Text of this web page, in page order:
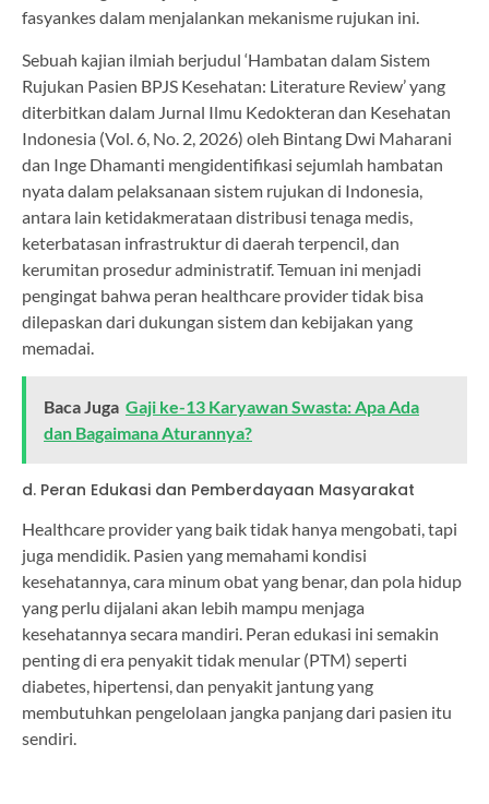
fasyankes dalam menjalankan mekanisme rujukan ini.
Sebuah kajian ilmiah berjudul ‘Hambatan dalam Sistem
Rujukan Pasien BPJS Kesehatan: Literature Review’ yang
diterbitkan dalam Jurnal Ilmu Kedokteran dan Kesehatan
Indonesia (Vol. 6, No. 2, 2026) oleh Bintang Dwi Maharani
dan Inge Dhamanti mengidentifikasi sejumlah hambatan
nyata dalam pelaksanaan sistem rujukan di Indonesia,
antara lain ketidakmerataan distribusi tenaga medis,
keterbatasan infrastruktur di daerah terpencil, dan
kerumitan prosedur administratif. Temuan ini menjadi
pengingat bahwa peran healthcare provider tidak bisa
dilepaskan dari dukungan sistem dan kebijakan yang
memadai.
Baca Juga Gaji ke-13 Karyawan Swasta: Apa Ada
dan Bagaimana Aturannya?
d. Peran Edukasi dan Pemberdayaan Masyarakat
Healthcare provider yang baik tidak hanya mengobati, tapi
juga mendidik. Pasien yang memahami kondisi
kesehatannya, cara minum obat yang benar, dan pola hidup
yang perlu dijalani akan lebih mampu menjaga
kesehatannya secara mandiri. Peran edukasi ini semakin
penting di era penyakit tidak menular (PTM) seperti
diabetes, hipertensi, dan penyakit jantung yang
membutuhkan pengelolaan jangka panjang dari pasien itu
sendiri.